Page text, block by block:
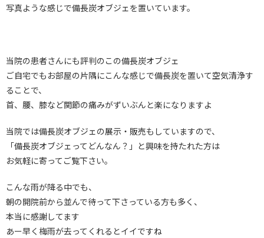
写真ような感じで備長炭オブジェを置いています。
当院の患者さんにも評判のこの備長炭オブジェ
ご自宅でもお部屋の片隅にこんな感じで備長炭を置いて空気清浄す
ることで、
首、腰、膝など関節の痛みがずいぶんと楽になりますよ
当院では備長炭オブジェの展示・販売もしていますので、
「備長炭オブジェってどんなん？」と興味を持たれた方は
お気軽に寄ってご覧下さい。
こんな雨が降る中でも、
朝の開院前から並んで待って下さっている方も多く、
本当に感謝してます
あー早く梅雨が去ってくれるとイイですね